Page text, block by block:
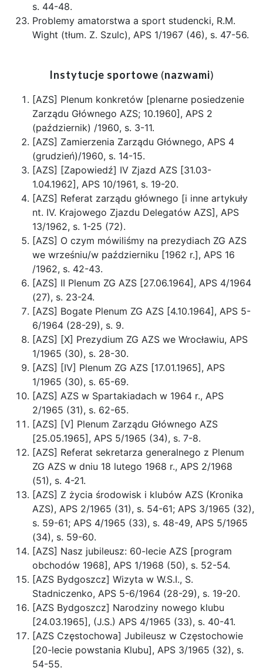
s. 44-48.
Problemy amatorstwa a sport studencki, R.M.
Wight (tłum. Z. Szulc), APS 1/1967 (46), s. 47-56.
Instytucje sportowe (nazwami)
[AZS] Plenum konkretów [plenarne posiedzenie
Zarządu Głównego AZS; 10.1960], APS 2
(październik) /1960, s. 3-11.
[AZS] Zamierzenia Zarządu Głównego, APS 4
(grudzień)/1960, s. 14-15.
[AZS] [Zapowiedź] IV Zjazd AZS [31.03-
1.04.1962], APS 10/1961, s. 19-20.
[AZS] Referat zarządu głównego [i inne artykuły
nt. IV. Krajowego Zjazdu Delegatów AZS], APS
13/1962, s. 1-25 (72).
[AZS] O czym mówiliśmy na prezydiach ZG AZS
we wrześniu/w październiku [1962 r.], APS 16
/1962, s. 42-43.
[AZS] II Plenum ZG AZS [27.06.1964], APS 4/1964
(27), s. 23-24.
[AZS] Bogate Plenum ZG AZS [4.10.1964], APS 5-
6/1964 (28-29), s. 9.
[AZS] [X] Prezydium ZG AZS we Wrocławiu, APS
1/1965 (30), s. 28-30.
[AZS] [IV] Plenum ZG AZS [17.01.1965], APS
1/1965 (30), s. 65-69.
[AZS] AZS w Spartakiadach w 1964 r., APS
2/1965 (31), s. 62-65.
[AZS] [V] Plenum Zarządu Głównego AZS
[25.05.1965], APS 5/1965 (34), s. 7-8.
[AZS] Referat sekretarza generalnego z Plenum
ZG AZS w dniu 18 lutego 1968 r., APS 2/1968
(51), s. 4-21.
[AZS] Z życia środowisk i klubów AZS (Kronika
AZS), APS 2/1965 (31), s. 54-61; APS 3/1965 (32),
s. 59-61; APS 4/1965 (33), s. 48-49, APS 5/1965
(34), s. 59-60.
[AZS] Nasz jubileusz: 60-lecie AZS [program
obchodów 1968], APS 1/1968 (50), s. 52-54.
[AZS Bydgoszcz] Wizyta w W.S.I., S.
Stadniczenko, APS 5-6/1964 (28-29), s. 19-20.
[AZS Bydgoszcz] Narodziny nowego klubu
[24.03.1965], (J.S.) APS 4/1965 (33), s. 40-41.
[AZS Częstochowa] Jubileusz w Częstochowie
[20-lecie powstania Klubu], APS 3/1965 (32), s.
54-55.